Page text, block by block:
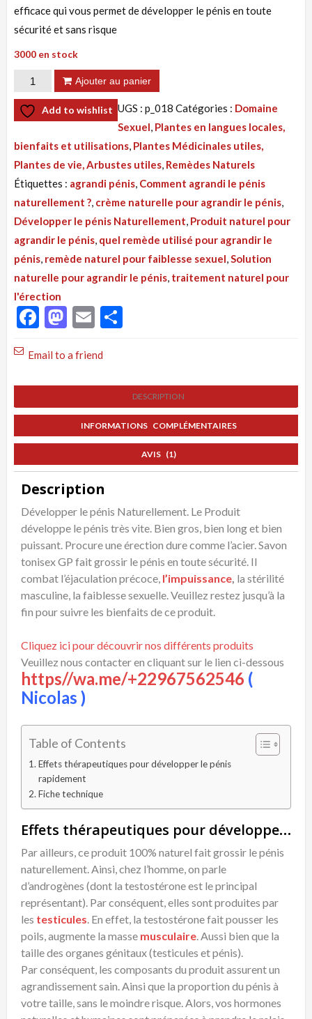
notation
client
efficace qui vous permet de développer le pénis en toute
sécurité et sans risque
3000 en stock
quantité
de
Tisane
:
Développer
le
pénis
rapidement.
Crème
tonisex
Ajouter au panier
Add to wishlist UGS : p_018 Catégories : Domaine
Sexuel, Plantes en langues locales,
bienfaits et utilisations, Plantes Médicinales utiles,
Plantes de vie, Arbustes utiles, Remèdes Naturels
Étiquettes : agrandi pénis, Comment agrandi le pénis
naturellement ?, crème naturelle pour agrandir le pénis,
Développer le pénis Naturellement, Produit naturel pour
agrandir le pénis, quel remède utilisé pour agrandir le
pénis, remède naturel pour faiblesse sexuel,Solution
naturelle pour agrandir le pénis, traitement naturel pour
l'érection
Facebook
Mastodon
Email
Email to a friend
DESCRIPTION
INFORMATIONS COMPLÉMENTAIRES
AVIS (1)
Description
Développer le pénis Naturellement. Le Produit
développe le pénis très vite. Bien gros, bien long et bien
puissant. Procure une érection dure comme l’acier. Savon
tonisex GP fait grossir le pénis en toute sécurité. Il
combat l’éjaculation précoce, l’impuissance, la stérilité
masculine, la faiblesse sexuelle. Veuillez restez jusqu’à la
fin pour suivre les bienfaits de ce produit.
Cliquez ici pour découvrir nos différents produits
Veuillez nous contacter en cliquant sur le lien ci-dessous
https//wa.me/+22967562546 (
Nicolas )
Table of Contents
Effets thérapeutiques pour développer le pénis
rapidement
Fiche technique
Effets thérapeutiques pour développer le pénis rapidement
Par ailleurs, ce produit 100% naturel fait grossir le pénis
naturellement. Ainsi, chez l’homme, on parle
d’androgènes (dont la testostérone est le principal
représentant). Par conséquent, elles sont produites par
les testicules. En effet, la testostérone fait pousser les
poils, augmente la masse musculaire. Aussi bien que la
taille des organes génitaux (testicules et pénis).
Par conséquent, les composants du produit assurent un
agrandissement sain. Ainsi que la proportion du pénis à
votre taille, sans le moindre risque. Alors, vos hormones